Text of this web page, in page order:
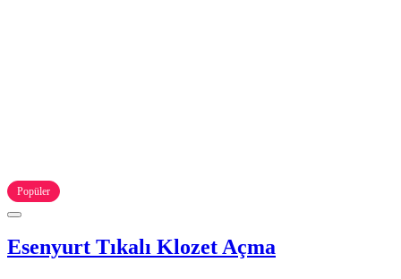
Popüler
Esenyurt Tıkalı Klozet Açma